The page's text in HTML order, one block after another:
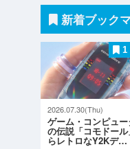
新着ブック
1
2026.07.30(Thu)
ゲーム・コンピュ
の伝説「コモドー
らレトロなY2Kデ…